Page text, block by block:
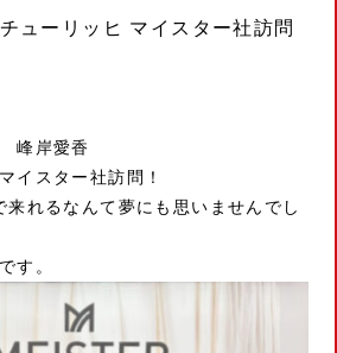
ューリッヒ マイスター社訪問
峰岸愛香
イスター社訪問！
来れるなんて夢にも思いませんでし
す。